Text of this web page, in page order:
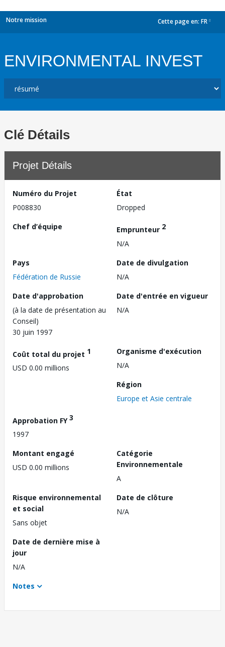
Notre mission Cette page en: FR
ENVIRONMENTAL INVEST
Clé Détails
Projet Détails
Numéro du Projet
P008830
État
Dropped
Chef d’équipe
Emprunteur 2
N/A
Pays
Fédération de Russie
Date de divulgation
N/A
Date d'approbation
(à la date de présentation au
Conseil)
30 juin 1997
Date d'entrée en vigueur
N/A
Coût total du projet 1
USD 0.00 millions
Organisme d'exécution
N/A
Région
Europe et Asie centrale
Approbation FY3
1997
Montant engagé
USD 0.00 millions
Catégorie
Environnementale
A
Risque environnemental
et social
Sans objet
Date de clôture
N/A
Date de dernière mise à
jour
N/A
Notes